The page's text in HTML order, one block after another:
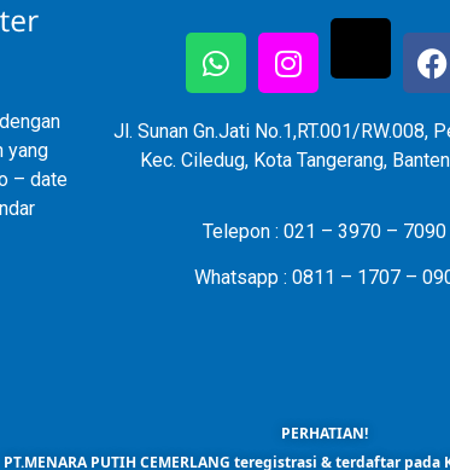
yang
– date
Jl. Sunan Gn.Jati No.1,RT.001/RW.008,
Kec. Ciledug, Kota Tangerang,
Telepon : 021 – 3970 – 7090
Whatsapp : 0811 – 1707 –
PERHATIAN!
PT.MENARA PUTIH CEMERLANG teregistrasi & terdaftar